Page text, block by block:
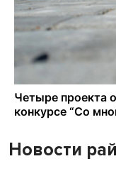
Новости